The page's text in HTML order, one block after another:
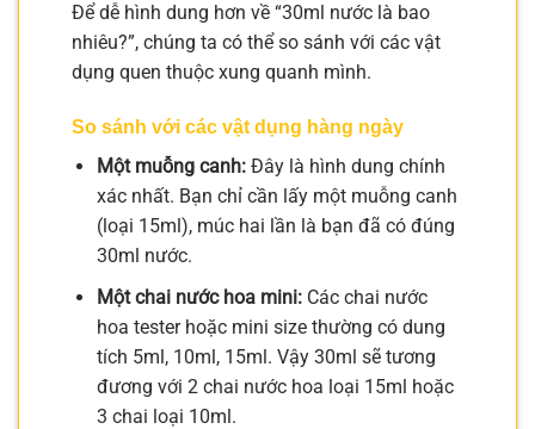
Để dễ hình dung hơn về “30ml nước là bao
nhiêu?”, chúng ta có thể so sánh với các vật
dụng quen thuộc xung quanh mình.
So sánh với các vật dụng hàng ngày
Một muỗng canh:Đây là hình dung chính
xác nhất. Bạn chỉ cần lấy một muỗng canh
(loại 15ml), múc hai lần là bạn đã có đúng
30ml nước.
Một chai nước hoa mini:Các chai nước
hoa tester hoặc mini size thường có dung
tích 5ml, 10ml, 15ml. Vậy 30ml sẽ tương
đương với 2 chai nước hoa loại 15ml hoặc
3 chai loại 10ml.